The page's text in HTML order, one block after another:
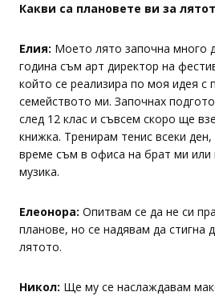
Какви са плановете ви за
Елия: Моето лято започна много
година съм арт директор на
който се реализира по моя идея с
семейството ми. Започнах
след 12 клас и съвсем скоро ще
книжка. Тренирам тенис всеки
време съм в офиса на брат ми или
музика.
Елеонора: Опитвам се да не си
планове, но се надявам да стигна
лятото.
Никол: Ще му се наслаждавам